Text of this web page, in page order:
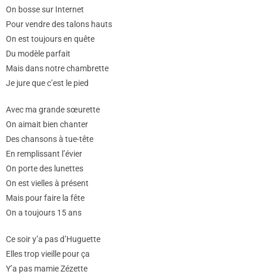
On bosse sur Internet
Pour vendre des talons hauts
On est toujours en quête
Du modèle parfait
Mais dans notre chambrette
Je jure que c’est le pied
Avec ma grande sœurette
On aimait bien chanter
Des chansons à tue-tête
En remplissant l’évier
On porte des lunettes
On est vielles à présent
Mais pour faire la fête
On a toujours 15 ans
Ce soir y’a pas d’Huguette
Elles trop vieille pour ça
Y’a pas mamie Zézette